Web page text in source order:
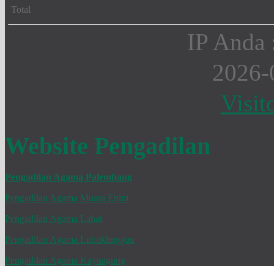
Total
IP Anda
Website Pengadilan
Pengadilan Agama Palembang
Pengadilan Agama Muara Enim
Pengadilan Agama Lahat
Pengadilan Agama Lubuklinggau
Pengadilan Agama Kayuagung